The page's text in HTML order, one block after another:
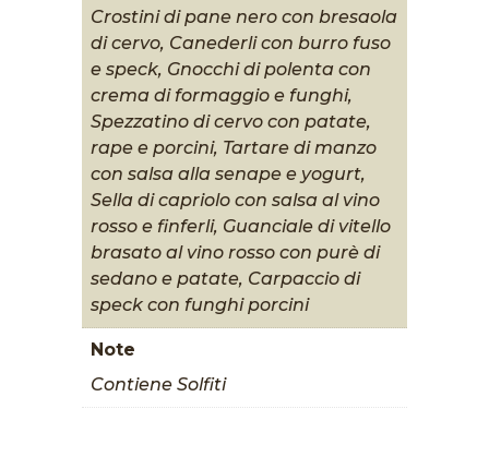
Crostini di pane nero con bresaola
di cervo, Canederli con burro fuso
e speck, Gnocchi di polenta con
crema di formaggio e funghi,
Spezzatino di cervo con patate,
rape e porcini, Tartare di manzo
con salsa alla senape e yogurt,
Sella di capriolo con salsa al vino
rosso e finferli, Guanciale di vitello
brasato al vino rosso con purè di
sedano e patate, Carpaccio di
speck con funghi porcini
Note
Contiene Solfiti